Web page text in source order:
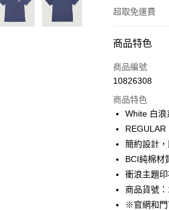
超取免運費
付款方式
信用卡一次付款
Apple Pay
街口支付
悠遊付
Google Pay
貨到付款
商品特色
商品編號
10826308
商品特色
White 白浪
REGULAR
簡約設計
BCI純棉材
衝浪主題
商品貨號
※官網和門